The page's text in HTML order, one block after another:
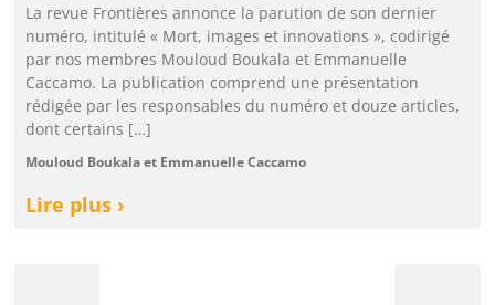
La revue Frontières annonce la parution de son dernier
numéro, intitulé « Mort, images et innovations », codirigé
par nos membres Mouloud Boukala et Emmanuelle
Caccamo. La publication comprend une présentation
rédigée par les responsables du numéro et douze articles,
dont certains […]
Mouloud Boukala et Emmanuelle Caccamo
Lire plus ›